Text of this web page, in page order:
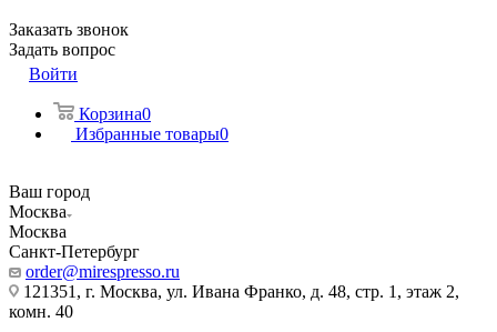
Заказать звонок
Задать вопрос
Войти
Корзина0
Избранные товары0
Ваш город
Москва
Москва
Санкт-Петербург
order@mirespresso.ru
121351, г. Москва, ул. Ивана Франко, д. 48, стр. 1, этаж 2,
комн. 40